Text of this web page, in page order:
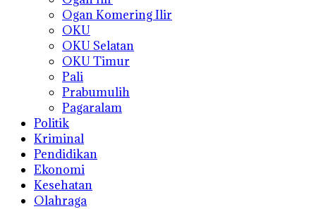
Ogan Komering Ilir
OKU
OKU Selatan
OKU Timur
Pali
Prabumulih
Pagaralam
Politik
Kriminal
Pendidikan
Ekonomi
Kesehatan
Olahraga